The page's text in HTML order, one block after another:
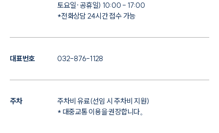
토요일·공휴일) 10:00 - 17:00
*전화상담 24시간 접수 가능
대표번호 032-876-1128
주차
주차비 유료(선임 시 주차비 지원)
* 대중교통 이용을 권장합니다。